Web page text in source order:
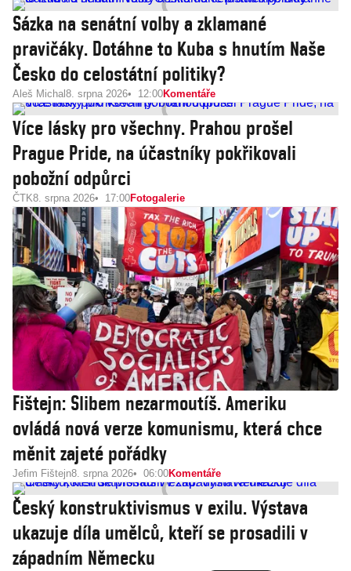
Sázka na senátní volby a zklamané
pravičáky. Dotáhne to Kuba s hnutím Naše
Česko do celostátní politiky?
Aleš Michal 8. srpna 2026 12:00Komentáře
Více lásky pro všechny. Prahou prošel
Prague Pride, na účastníky pokřikovali
pobožní odpůrci
ČTK8. srpna 2026 17:00Fotogalerie
Fištejn: Slibem nezarmoutíš. Ameriku
ovládá nová verze komunismu, která chce
měnit zajeté pořádky
Jefim Fištejn8. srpna 2026 06:00Komentáře
Český konstruktivismus v exilu. Výstava
ukazuje díla umělců, kteří se prosadili v
západním Německu